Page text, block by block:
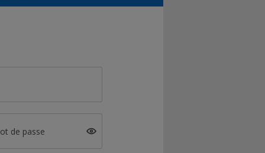
de passe